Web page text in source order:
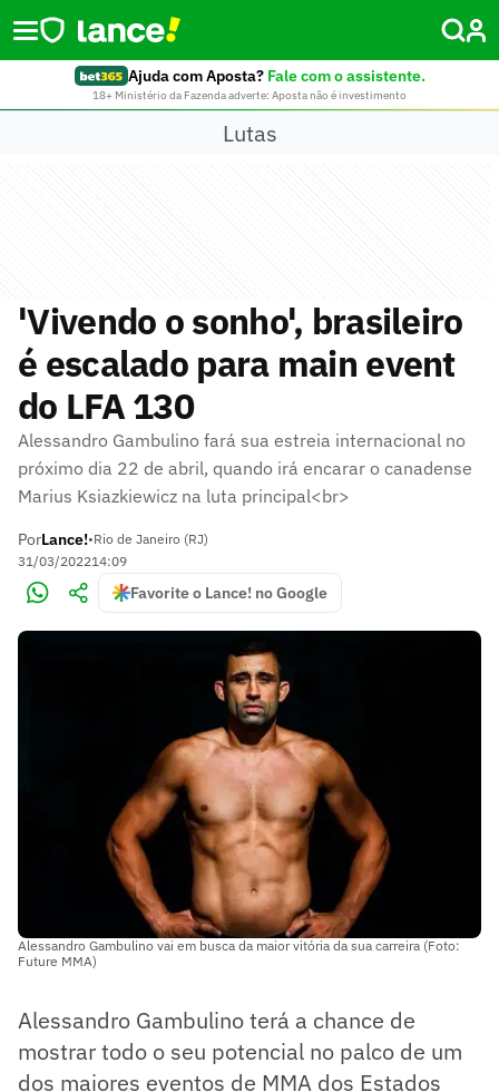
Ajuda com Aposta? Fale com o assistente.
18+ Ministério da Fazenda adverte: Aposta não é investimento
Lutas
'Vivendo o sonho', brasileiro
é escalado para main event
do LFA 130
Alessandro Gambulino fará sua estreia internacional no
próximo dia 22 de abril, quando irá encarar o canadense
Marius Ksiazkiewicz na luta principal<br>
PorLance!•Rio de Janeiro (RJ)
31/03/202214:09
Favorite o Lance! no Google
Alessandro Gambulino vai em busca da maior vitória da sua carreira (Foto:
Future MMA)
Alessandro Gambulino terá a chance de
mostrar todo o seu potencial no palco de um
dos maiores eventos de MMA dos Estados